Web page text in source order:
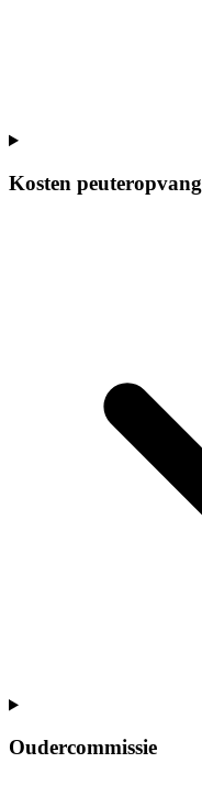
Kosten peuteropvang
Oudercommissie